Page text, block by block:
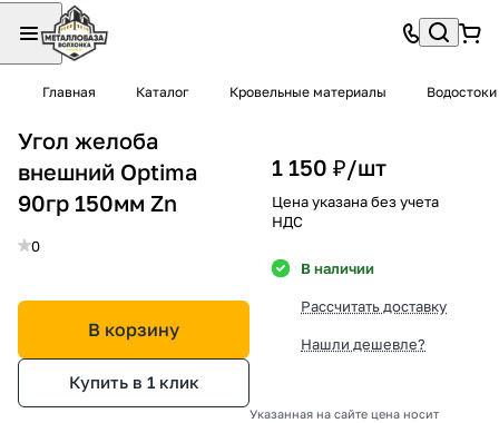
Главная Каталог Кровельные материалы Водостоки
Угол желоба
внешний Optima
90гр 150мм Zn
0
В корзину
Купить в 1 клик
1 150 ₽/шт
Цена указана без учета
НДС
В наличии
Рассчитать доставку
Нашли дешевле?
Указанная на сайте цена носит